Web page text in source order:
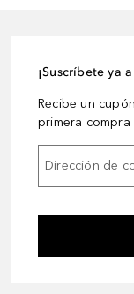
¡Suscríbete ya
Recibe un
primera compra
Dirección de